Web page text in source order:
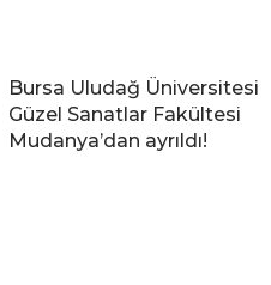
Bursa Uludağ Üniversitesi
Güzel Sanatlar Fakültesi
Mudanya’dan ayrıldı!